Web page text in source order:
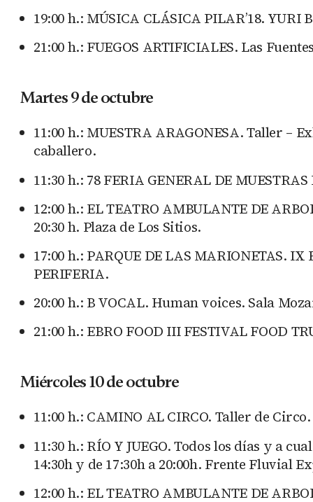
19:00 h.: MÚSICA CLÁSICA PILAR’18.
21:00 h.: FUEGOS ARTIFICIALES. Las
Martes 9 de octubre
11:00 h.: MUESTRA ARAGONESA. Taller
caballero.
11:30 h.: 78 FERIA GENERAL DE
12:00 h.: EL TEATRO AMBULANTE DE
20:30 h. Plaza de Los Sitios.
17:00 h.: PARQUE DE LAS MARIONETAS.
PERIFERIA.
20:00 h.: B VOCAL. Human voices. Sala
21:00 h.: EBRO FOOD III FESTIVAL FOOD
Miércoles 10 de octubre
11:00 h.: CAMINO AL CIRCO. Taller de
11:30 h.: RÍO Y JUEGO. Todos los días y a
14:30h y de 17:30h a 20:00h. Frente Fluvial
12:00 h.: EL TEATRO AMBULANTE DE